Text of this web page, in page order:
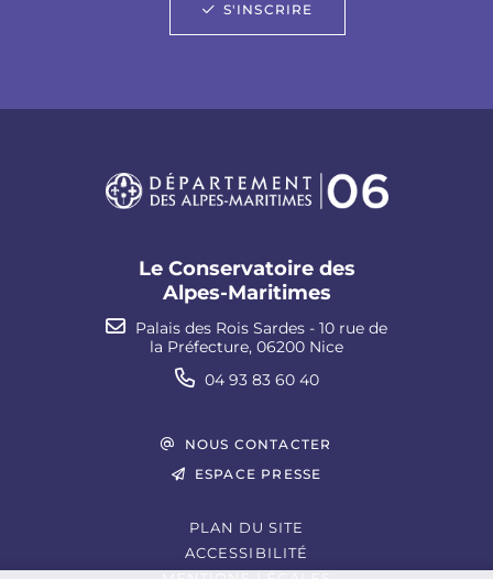
S'INSCRIRE
Le Conservatoire des
Alpes-Maritimes
Palais des Rois Sardes - 10 rue de
la Préfecture, 06200 Nice
04 93 83 60 40
NOUS CONTACTER
ESPACE PRESSE
PLAN DU SITE
ACCESSIBILITÉ